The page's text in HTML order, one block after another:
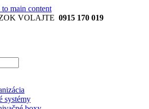
to main content
VOLAJTE 0915 170 019
systémy